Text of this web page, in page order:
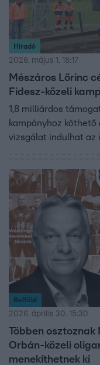
Híradó
2026. május 1. 18:17
Mészáros Lőrinc
Fidesz-közeli
1,8 milliárdos
kampányhoz
vizsgálat indulhat az
Belföld
2026. április 30. 15:30
Többen
Orbán-közeli
menekíthetnek ki